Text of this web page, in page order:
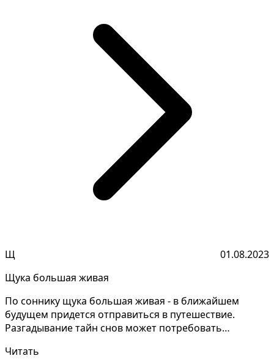
Щ
01.08.2023
Щука большая живая
По соннику щука большая живая - в ближайшем
будущем придется отправиться в путешествие.
Разгадывание тайн снов может потребовать
Читать